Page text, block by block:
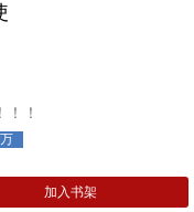
！
加入书架